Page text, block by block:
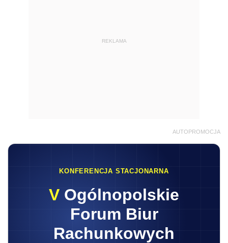
REKLAMA
AUTOPROMOCJA
KONFERENCJA STACJONARNA
V Ogólnopolskie
Forum Biur
Rachunkowych